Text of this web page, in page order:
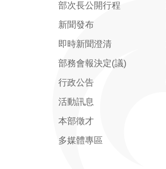
部次長公開行程
新聞發布
即時新聞澄清
部務會報決定(議)
行政公告
活動訊息
本部徵才
多媒體專區